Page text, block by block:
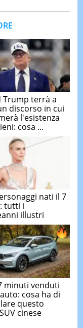
Trump terrà a
discorso in cui
l'esistenza
cosa ...
nati il 7
tutti i
illustri
minuti venduti
cosa ha di
questo
cinese